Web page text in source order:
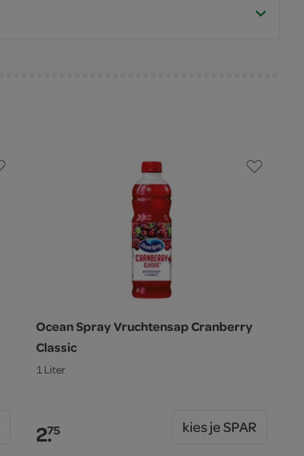
Ocean Spray Vruchtensap Cranberry
Classic
1 Liter
2.75 kies je SPAR